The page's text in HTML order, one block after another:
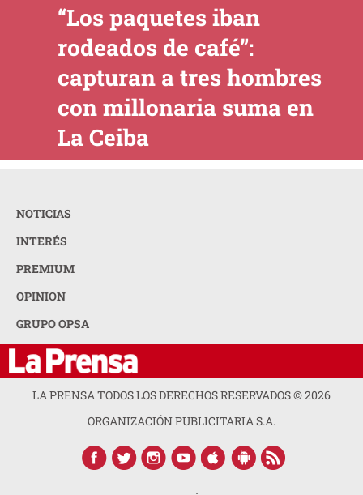
“Los paquetes iban
rodeados de café”:
capturan a tres hombres
con millonaria suma en
La Ceiba
NOTICIAS
INTERÉS
PREMIUM
OPINION
GRUPO OPSA
LA PRENSA TODOS LOS DERECHOS RESERVADOS ©2026
ORGANIZACIÓN PUBLICITARIA S.A.